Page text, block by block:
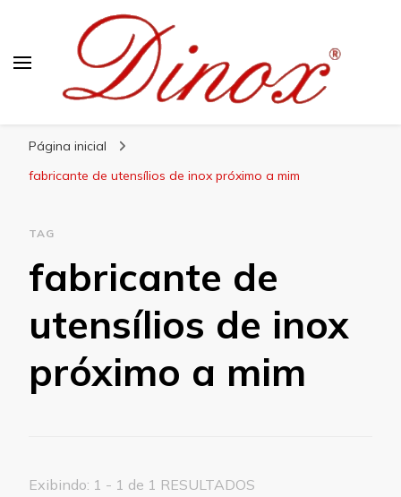
Página inicial
fabricante de utensílios de inox próximo a mim
TAG
fabricante de
utensílios de inox
próximo a mim
Exibindo: 1 - 1 de 1 RESULTADOS